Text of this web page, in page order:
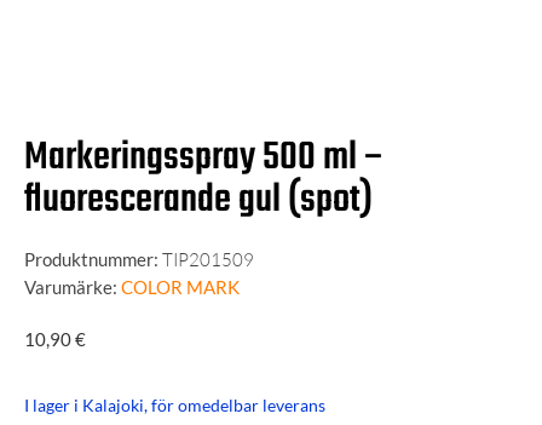
Markeringsspray 500 ml –
fluorescerande gul (spot)
Produktnummer: TIP201509
Varumärke: COLOR MARK
10,90€
I lager i Kalajoki, för omedelbar leverans